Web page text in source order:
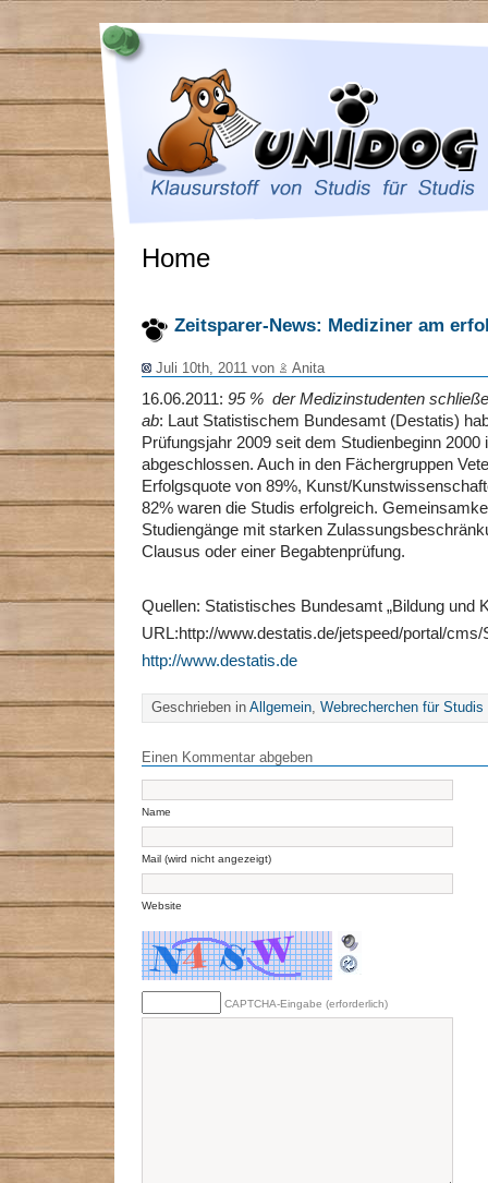
Home
Zeitsparer-News: Mediziner am
Juli 10th, 2011 von Anita
16.06.2011: 95 % der Medizinstudenten
ab: Laut Statistischem Bundesamt (Destatis)
Prüfungsjahr 2009 seit dem Studienbeginn 2000
abgeschlossen. Auch in den Fächergruppen
Erfolgsquote von 89%, Kunst/
82% waren die Studis erfolgreich.
Studiengänge mit starken
Clausus oder einer Begabtenprüfung.
Quellen: Statistisches Bundesamt „Bildung und
URL:http://www.destatis.de/jetspeed/portal/
http://www.destatis.de
Geschrieben in Allgemein, Webrecherchen für Studis
Einen Kommentar abgeben
Name
Mail (wird nicht angezeigt)
Website
CAPTCHA-Eingabe (erforderlich)